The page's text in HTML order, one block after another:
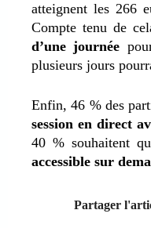
atteignent les 266
Compte tenu de
d’une journée
plusieurs jours
Enfin, 46 % des
session en direct
40 % souhaitent
accessible sur
Partager